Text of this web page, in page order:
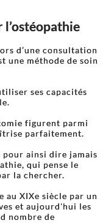
d’une consultation
une méthode de soin
ses capacités
figurent parmi
parfaitement.
pour ainsi dire jamais
qui pense le
la chercher.
au XIXe siècle par un
et aujourd'hui les
nombre de